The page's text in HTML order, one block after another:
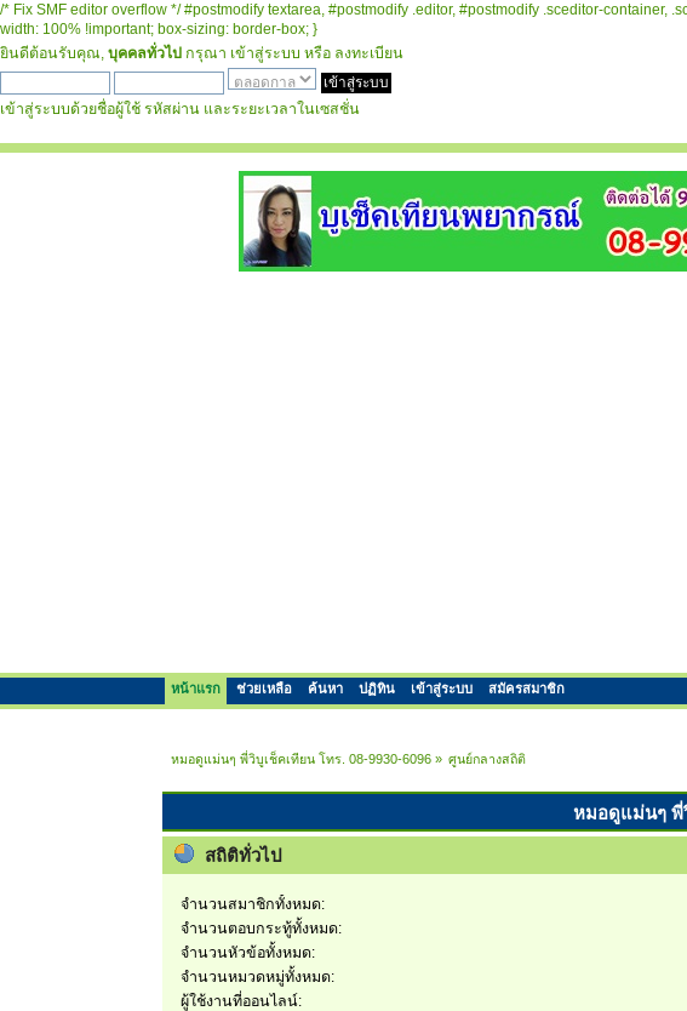
/* Fix SMF editor overflow */ #postmodify textarea, #postmodify .editor, #postmodify .sceditor-
width: 100% !important; box-sizing: border-box; }
ยินดีต้อนรับคุณ, บุคคลทั่วไป กรุณา เข้าสู่ระบบ หรือ ลงทะเบียน
เข้าสู่ระบบด้วยชื่อผู้ใช้ รหัสผ่าน และระยะเวลาในเซสชั่น
หน้าแรก ช่วยเหลือ ค้นหา ปฏิทิน เข้าสู่ระบบ สมัครสมาชิก
หมอดูแม่นๆ พี่วิบูเช็คเทียน โทร. 08-9930-6096» ศูนย์กลางสถิติ
หมอดูแม่นๆ พี่
สถิติทั่วไป
จำนวนสมาชิกทั้งหมด:
จำนวนตอบกระทู้ทั้งหมด:
จำนวนหัวข้อทั้งหมด:
จำนวนหมวดหมู่ทั้งหมด:
ผู้ใช้งานที่ออนไลน์: